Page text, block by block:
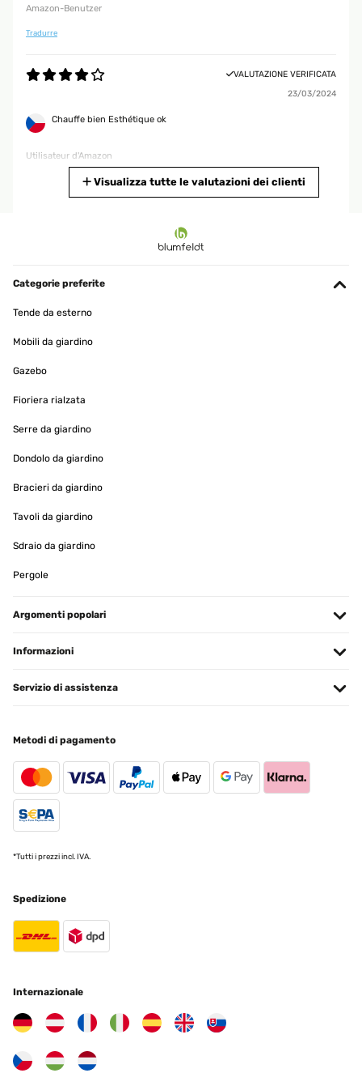
Amazon-Benutzer
Tradurre
VALUTAZIONE VERIFICATA
23/03/2024
Chauffe bien Esthétique ok
Utilisateur d'Amazon
Calidad en los materiales.
Gabriel
Tradurre
Terrassenheizer Sehr schnelle Lieferung, sehr gute Verpakkung,
Tradurre
Verpackt und schnell.
man hat keine kalten Beine.
Amazon-Benutzer
Tradurre
Qualitatv hochwertig. Sehr gute Verarbeitung. Qualität zu einem
absolut angemessenen Preis. Wir genießen unsere
Nachmittagskaffees an unserem Tisch-Heizstrahler auf der
Terrasse. .
Tradurre
Visualizza tutte le valutazioni dei clienti
Categorie preferite
Tende da esterno
Mobili da giardino
Gazebo
Fioriera rialzata
Serre da giardino
Dondolo da giardino
Bracieri da giardino
Tavoli da giardino
Sdraio da giardino
Pergole
Argomenti popolari
Informazioni
Servizio di assistenza
Metodi di pagamento
*Tutti i prezzi incl. IVA.
Spedizione
Internazionale